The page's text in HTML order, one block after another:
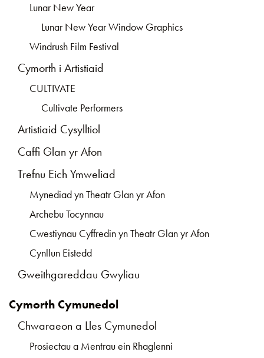
Lunar New Year
Lunar New Year Window Graphics
Windrush Film Festival
Cymorth i Artistiaid
CULTIVATE
Cultivate Performers
Artistiaid Cysylltiol
Caffi Glan yr Afon
Trefnu Eich Ymweliad
Mynediad yn Theatr Glan yr Afon
Archebu Tocynnau
Cwestiynau Cyffredin yn Theatr Glan yr Afon
Cynllun Eistedd
Gweithgareddau Gwyliau
Cymorth Cymunedol
Chwaraeon a Lles Cymunedol
Prosiectau a Mentrau ein Rhaglenni